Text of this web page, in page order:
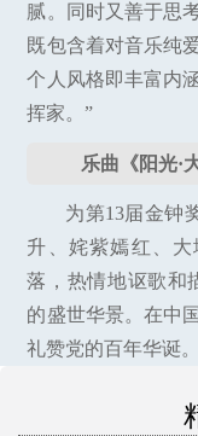
腻。同时又善于思
既包含着对音乐纯
个人风格即丰富内
挥家。”
乐曲《阳光·
为第13届金钟
升、姹紫嫣红、
落，热情地讴歌和
的盛世华景。在中
礼赞党的百年华诞。